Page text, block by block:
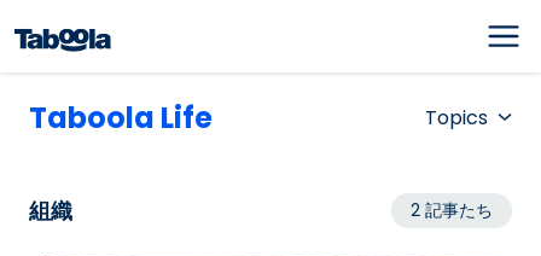
Taboola Life Topics
組織 2 記事たち